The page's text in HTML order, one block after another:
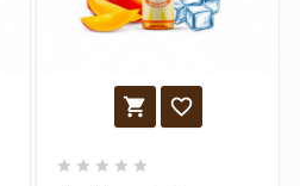
 
    